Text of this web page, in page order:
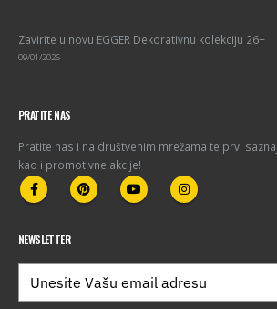
Zavirite u novu EGGER Dekorativnu kolekciju 26+
09/01/2026
PRATITE NAS
Pratite nas i na društvenim mrežama te prvi
kao i promotivne akcije!
NEWSLETTER